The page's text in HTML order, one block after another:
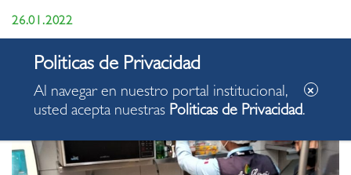
26.01.2022
Al navegar en nuestro portal institucional,
usted acepta nuestras Politicas de Privacidad.